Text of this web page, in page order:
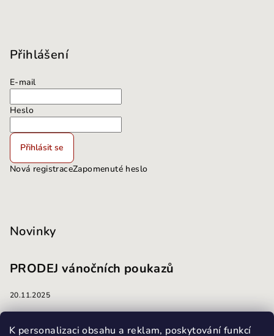
K personalizaci obsahu a reklam, poskytování funkcí
Přihlášení
E-mail
Heslo
Přihlásit se
Nová registraceZapomenuté heslo
Novinky
PRODEJ vánočních poukazů
20.11.2025
masáže